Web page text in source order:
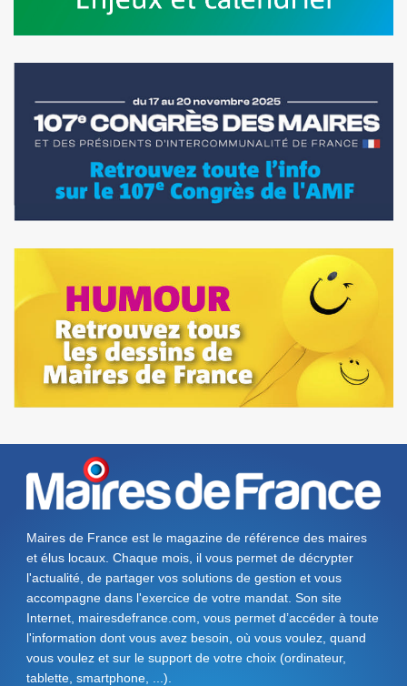
Maires de France est le magazine de référence des maires
et élus locaux. Chaque mois, il vous permet de décrypter
l'actualité, de partager vos solutions de gestion et vous
accompagne dans l'exercice de votre mandat. Son site
Internet, mairesdefrance.com, vous permet d’accéder à toute
l'information dont vous avez besoin, où vous voulez, quand
vous voulez et sur le support de votre choix (ordinateur,
tablette, smartphone, ...).